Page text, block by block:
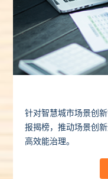
针对智慧城市场景创
报揭榜，推动场景创
高效能治理。